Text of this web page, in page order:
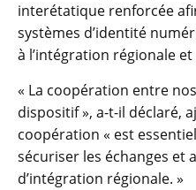
interétatique renforcée
systèmes d’identité
à l’intégration régionale
« La coopération entre
dispositif », a-t-il déclaré,
coopération « est
sécuriser les échanges et
d’intégration régionale. »